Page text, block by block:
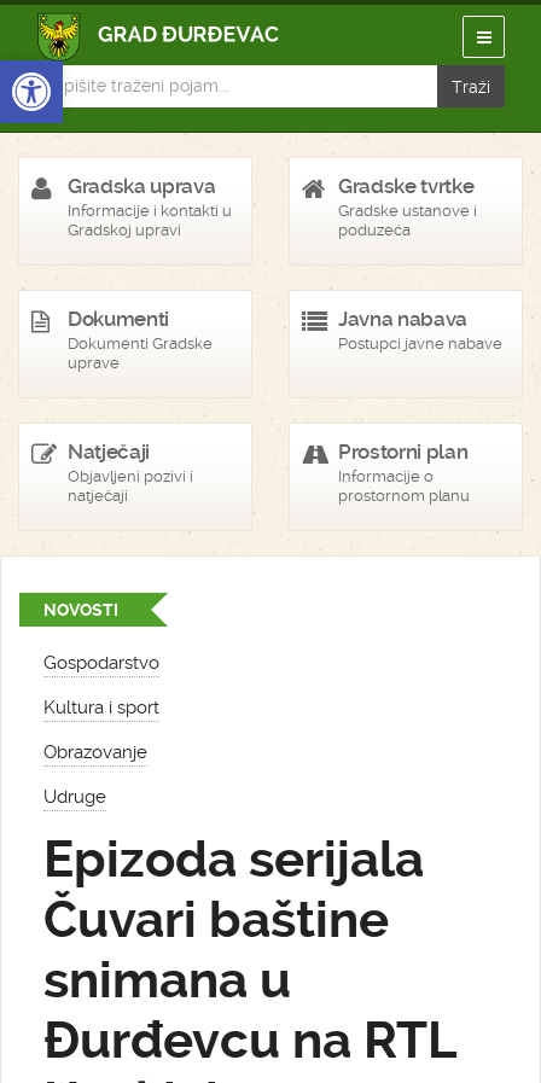
Open toolbar
Gradska uprava
Informacije i kontakti u
Gradskoj upravi
Gradske tvrtke
Gradske ustanove i
poduzeća
Dokumenti
Dokumenti Gradske
uprave
Javna nabava
Postupci javne nabave
Natječaji
Objavljeni pozivi i
natječaji
Prostorni plan
Informacije o
prostornom planu
NOVOSTI
Gospodarstvo
Kultura i sport
Obrazovanje
Udruge
Epizoda serijala
Čuvari baštine
snimana u
Đurđevcu na RTL